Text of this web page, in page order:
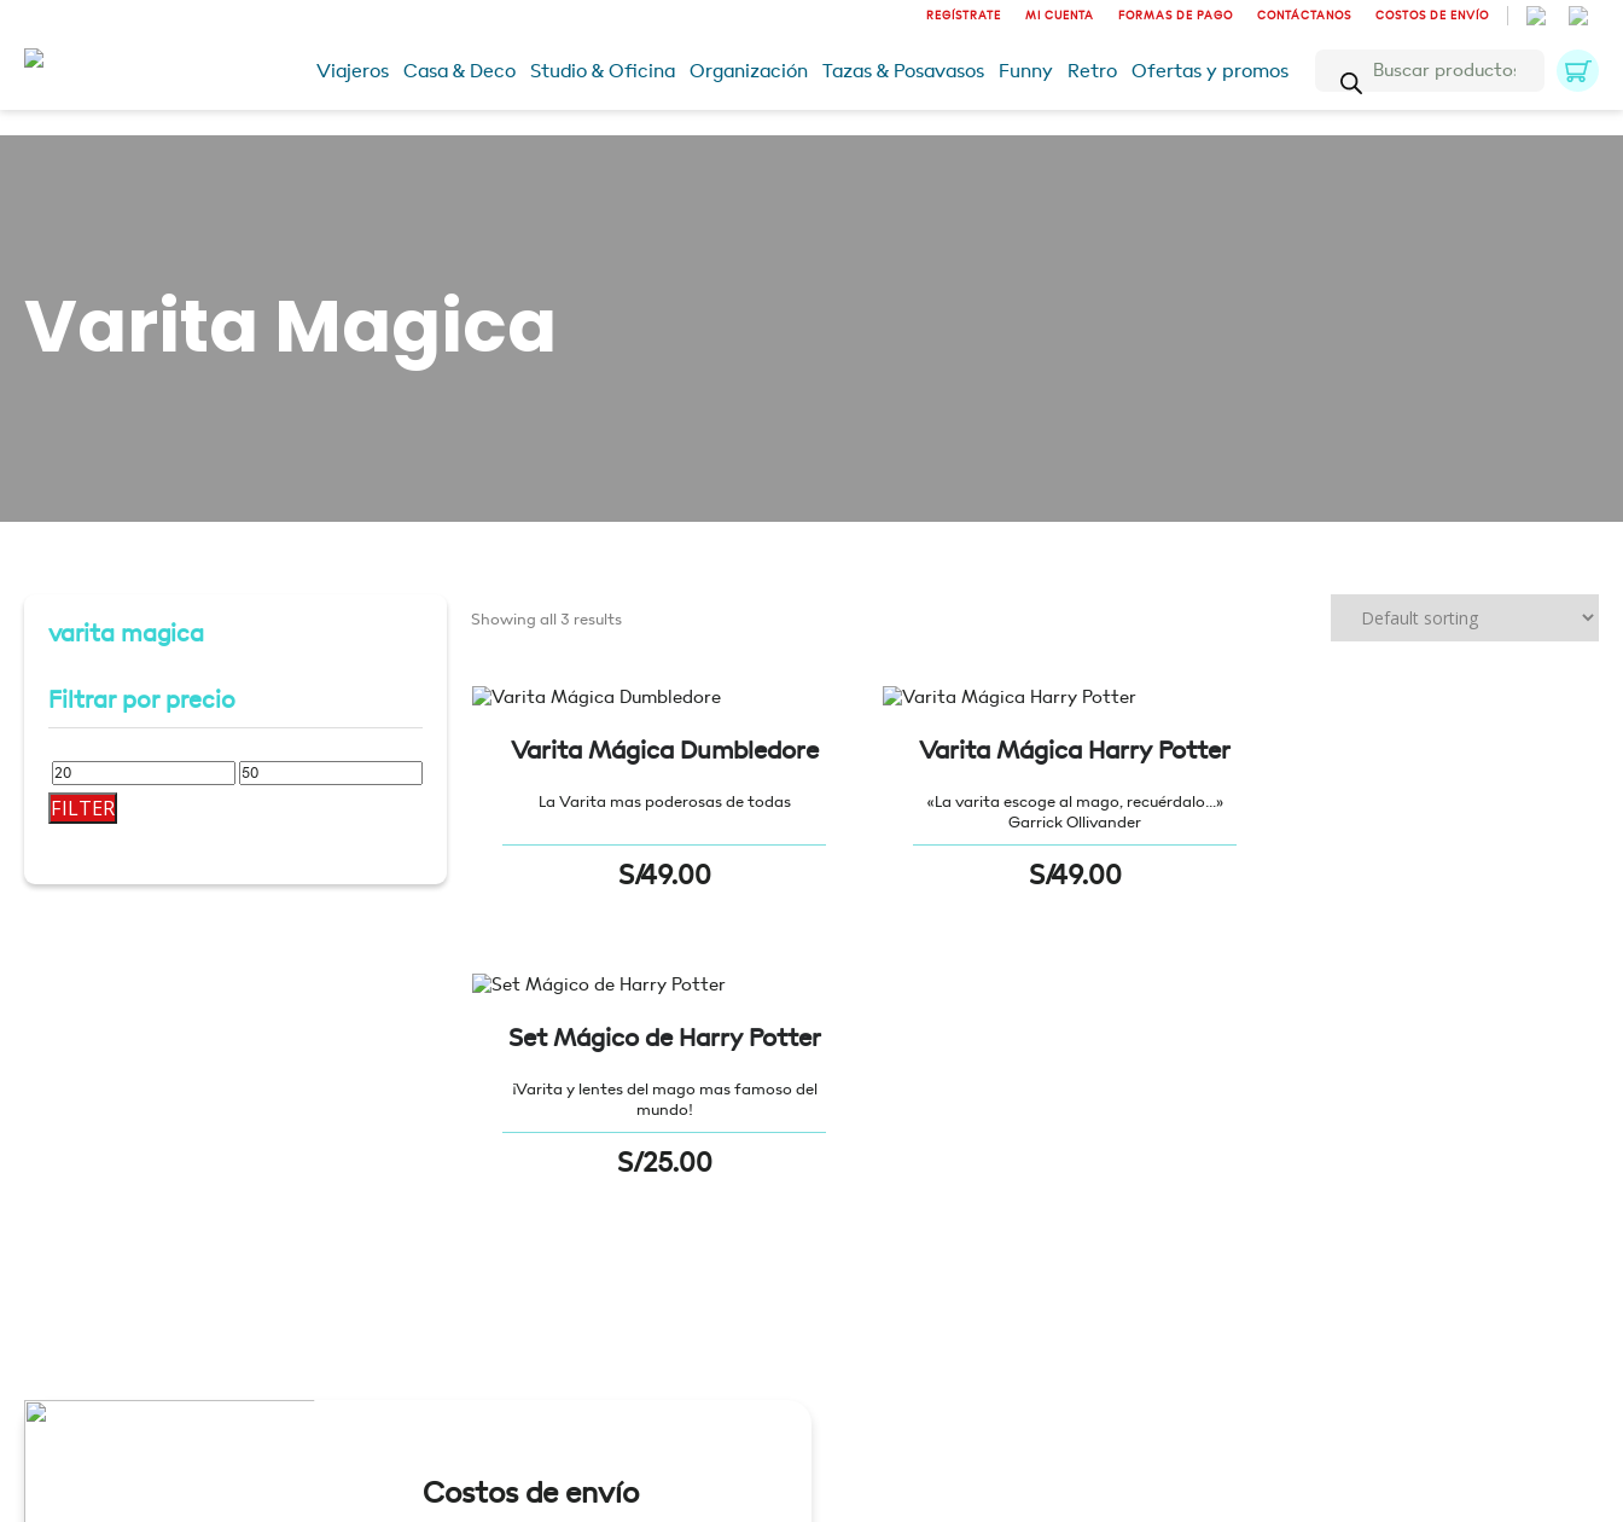
REGÍSTRATE MI CUENTA FORMAS DE PAGO CONTÁCTANOS COSTOS DE ENVÍO
Viajeros Casa & Deco Studio & Oficina Organización Tazas & Posavasos Funny Retro Ofertas y promos
Búsqueda
productos
Varita Magica
varita magica
Filtrar por precio
Min
price
Max
FILTER
Showing all 3 results
Varita Mágica Dumbledore
La Varita mas poderosas de todas
S/49.00
Varita Mágica Harry Potter
«La varita escoge al mago, recuérdalo…»
Garrick Ollivander
S/49.00
Set Mágico de Harry Potter
¡Varita y lentes del mago mas famoso del
mundo!
S/25.00
Costos de envío